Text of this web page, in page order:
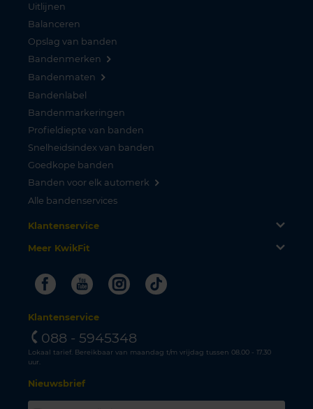
Uitlijnen
Balanceren
Opslag van banden
Bandenmerken
Bandenmaten
Bandenlabel
Bandenmarkeringen
Profieldiepte van banden
Snelheidsindex van banden
Goedkope banden
Banden voor elk automerk
Alle bandenservices
Klantenservice
Meer KwikFit
FacebookYoutubeInstagram
Tiktok
Klantenservice
088 - 5945348
Lokaal tarief. Bereikbaar van maandag t/m vrijdag tussen 08.00 - 17.30
uur.
Nieuwsbrief